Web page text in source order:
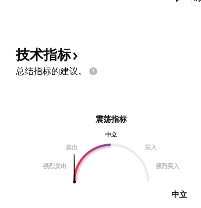
技术指标
总结指标的建议。
震荡指标
中立
卖出
买入
强烈卖出 强烈买入
中立